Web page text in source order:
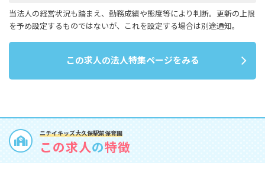
当法人の経営状況も踏まえ、勤務成績や態度等により判断。更新の上限
を予め設定するものではないが、これを設定する場合は別途通知。
この求人の法人特集ページをみる
ニチイキッズ大久保駅前保育園
この求人の特徴